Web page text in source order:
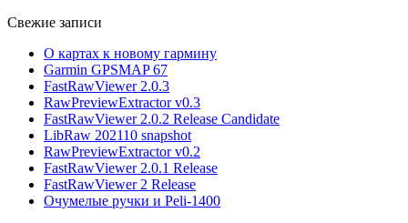
Свежие записи
О картах к новому гармину
Garmin GPSMAP 67
FastRawViewer 2.0.3
RawPreviewExtractor v0.3
FastRawViewer 2.0.2 Release Candidate
LibRaw 202110 snapshot
RawPreviewExtractor v0.2
FastRawViewer 2.0.1 Release
FastRawViewer 2 Release
Очумелые ручки и Peli-1400